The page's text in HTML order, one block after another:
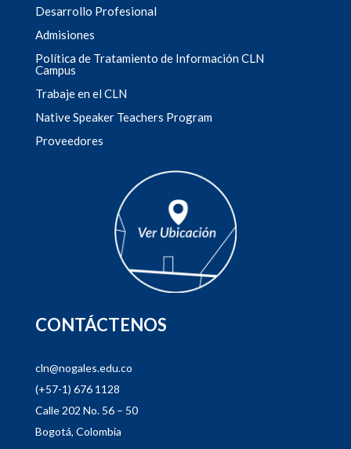
Desarrollo Profesional
Admisiones
Política de Tratamiento de Información CLN
Campus
Trabaje en el CLN
Native Speaker Teachers Program
Proveedores
CONTÁCTENOS
cln@nogales.edu.co
(+57-1) 676 1128
Calle 202 No. 56 – 50
Bogotá, Colombia